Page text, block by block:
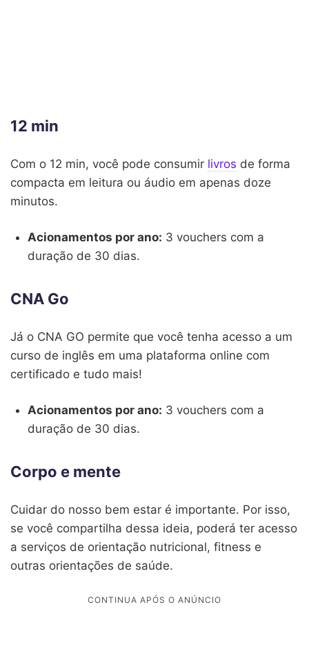
12 min
Com o 12 min, você pode consumir livros de forma
compacta em leitura ou áudio em apenas doze
minutos.
Acionamentos por ano: 3 vouchers com a
duração de 30 dias.
CNA Go
Já o CNA GO permite que você tenha acesso a um
curso de inglês em uma plataforma online com
certificado e tudo mais!
Acionamentos por ano: 3 vouchers com a
duração de 30 dias.
Corpo e mente
Cuidar do nosso bem estar é importante. Por isso,
se você compartilha dessa ideia, poderá ter acesso
a serviços de orientação nutricional, fitness e
outras orientações de saúde.